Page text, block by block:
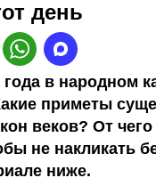
день
года в народном
приметы
веков? От
не накликать
ниже.